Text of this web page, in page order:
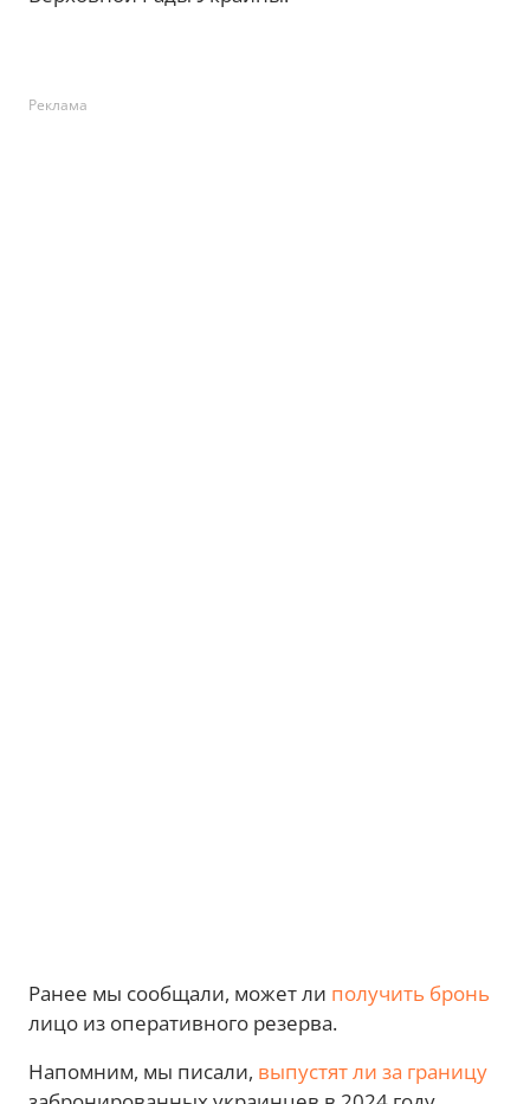
Реклама
Ранее мы сообщали, может ли получить бронь
лицо из оперативного резерва.
Напомним, мы писали, выпустят ли за границу